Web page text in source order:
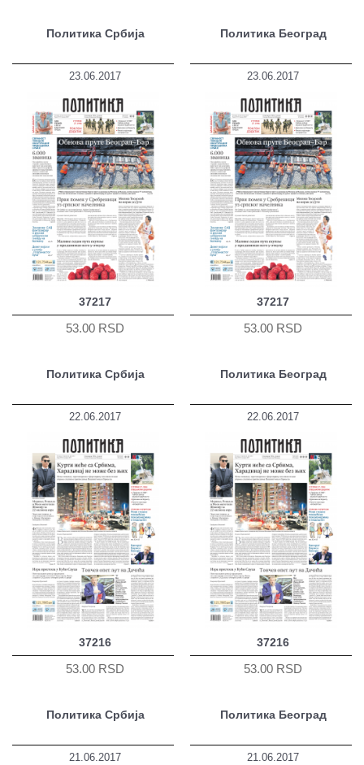
Политика Србија
23.06.2017
37217
53.00 RSD
Политика Београд
23.06.2017
37217
53.00 RSD
Политика Србија
22.06.2017
37216
53.00 RSD
Политика Београд
22.06.2017
37216
53.00 RSD
Политика Србија
21.06.2017
Политика Београд
21.06.2017